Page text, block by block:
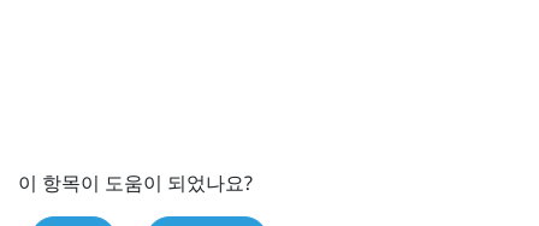
이 항목이 도움이 되었나요?